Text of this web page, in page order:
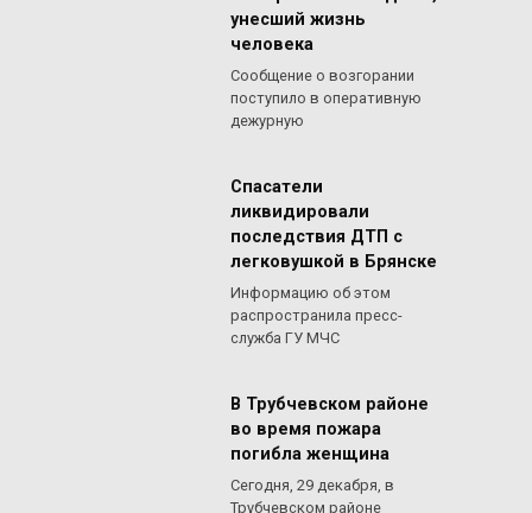
унесший жизнь
человека
Сообщение о возгорании
поступило в оперативную
дежурную
Спасатели
ликвидировали
последствия ДТП с
легковушкой в Брянске
Информацию об этом
распространила пресс-
служба ГУ МЧС
В Трубчевском районе
во время пожара
погибла женщина
Сегодня, 29 декабря, в
Трубчевском районе